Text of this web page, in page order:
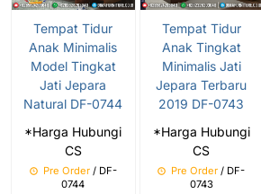
Tempat Tidur
Anak Minimalis
Model Tingkat
Jati Jepara
Natural DF-0744
*Harga Hubungi
CS
Pre Order/ DF-
0744
Tempat Tidur
Anak Tingkat
Minimalis Jati
Jepara Terbaru
2019 DF-0743
*Harga Hubungi
CS
Pre Order / DF-
0743